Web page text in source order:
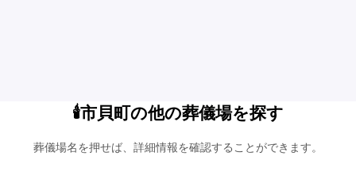
🕯️市貝町の他の葬儀場を探す
葬儀場名を押せば、詳細情報を確認することができます。